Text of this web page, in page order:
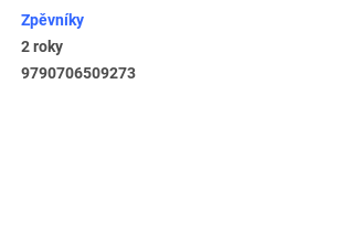
Zpěvníky
2 roky
9790706509273